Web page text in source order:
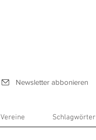
Newsletter abbonieren
Vereine Schlagwörter